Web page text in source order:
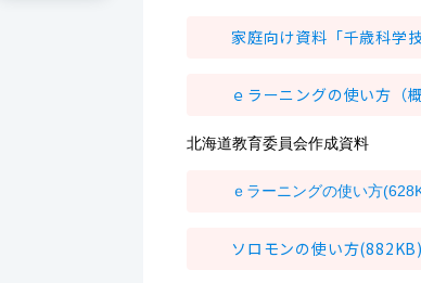
家庭向け資料「千歳科学
ｅラーニングの使い方（
北海道教育委員会作成資料
ｅラーニングの使い方
ソロモンの使い方(882KB)